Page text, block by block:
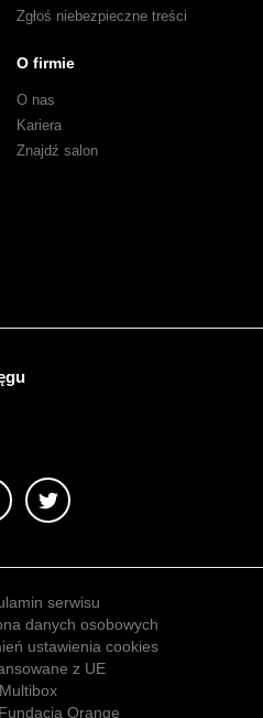
Zgłoś niebezpieczne treści
O firmie
O nas
Kariera
Znajdź salon
serwisu
danych osobowych
ustawienia cookies
z UE
Multibox
Fundacja Orange